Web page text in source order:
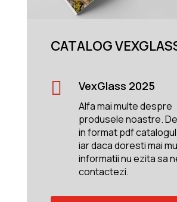
CATALOG
 VexGlass 2025
Alfa mai multe despre
produsele noastre.
in format pdf
iar daca doresti mai
informatii nu ezita sa
contactezi.